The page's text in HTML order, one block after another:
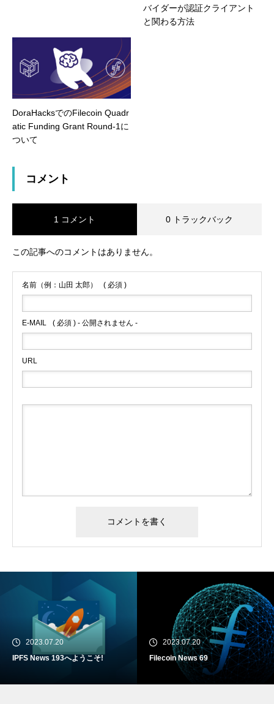
バイダーが認証クライアント
と関わる方法
DoraHacksでのFilecoin Quadr
atic Funding Grant Round-1に
ついて
コメント
1 コメント 0 トラックバック
この記事へのコメントはありません。
名前（例：山田 太郎） ( 必須 )
E-MAIL ( 必須 ) - 公開されません -
URL
2023.07.20
IPFS News 193へようこそ!
2023.07.20
Filecoin News 69